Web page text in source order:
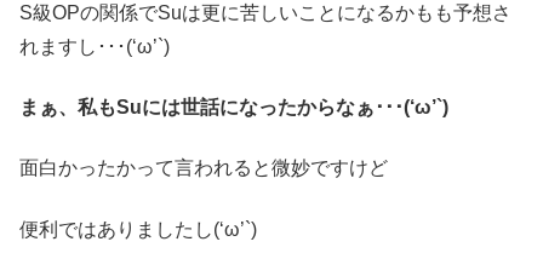
S級OPの関係でSuは更に苦しいことになるかもも予想さ
れますし･･･(‘ω’`)
まぁ、私もSuには世話になったからなぁ･･･(‘ω’`)
面白かったかって言われると微妙ですけど
便利ではありましたし(‘ω’`)